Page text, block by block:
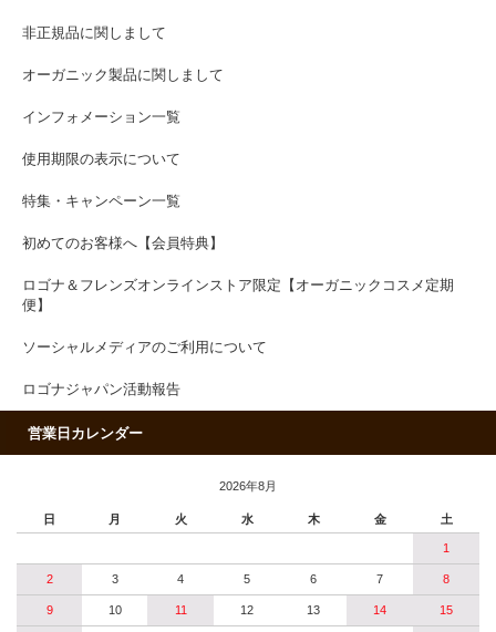
非正規品に関しまして
オーガニック製品に関しまして
インフォメーション一覧
使用期限の表示について
特集・キャンペーン一覧
初めてのお客様へ【会員特典】
ロゴナ＆フレンズオンラインストア限定【オーガニックコスメ定期
便】
ソーシャルメディアのご利用について
ロゴナジャパン活動報告
営業日カレンダー
2026年8月
日 月 火 水 木 金 土
1
2 3 4 5 6 7 8
9 10 11 12 13 14 15